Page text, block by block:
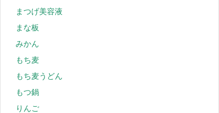
まつげ美容液
まな板
みかん
もち麦
もち麦うどん
もつ鍋
りんご